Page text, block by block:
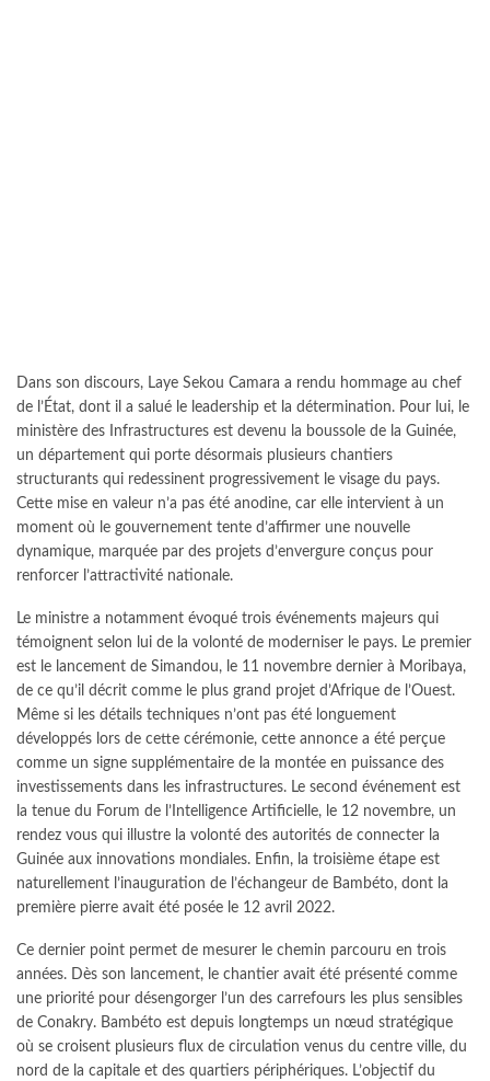
Dans son discours, Laye Sekou Camara a rendu hommage au chef
de l’État, dont il a salué le leadership et la détermination. Pour lui, le
ministère des Infrastructures est devenu la boussole de la Guinée,
un département qui porte désormais plusieurs chantiers
structurants qui redessinent progressivement le visage du pays.
Cette mise en valeur n’a pas été anodine, car elle intervient à un
moment où le gouvernement tente d’affirmer une nouvelle
dynamique, marquée par des projets d’envergure conçus pour
renforcer l’attractivité nationale.
Le ministre a notamment évoqué trois événements majeurs qui
témoignent selon lui de la volonté de moderniser le pays. Le premier
est le lancement de Simandou, le 11 novembre dernier à Moribaya,
de ce qu’il décrit comme le plus grand projet d’Afrique de l’Ouest.
Même si les détails techniques n’ont pas été longuement
développés lors de cette cérémonie, cette annonce a été perçue
comme un signe supplémentaire de la montée en puissance des
investissements dans les infrastructures. Le second événement est
la tenue du Forum de l’Intelligence Artificielle, le 12 novembre, un
rendez vous qui illustre la volonté des autorités de connecter la
Guinée aux innovations mondiales. Enfin, la troisième étape est
naturellement l’inauguration de l’échangeur de Bambéto, dont la
première pierre avait été posée le 12 avril 2022.
Ce dernier point permet de mesurer le chemin parcouru en trois
années. Dès son lancement, le chantier avait été présenté comme
une priorité pour désengorger l’un des carrefours les plus sensibles
de Conakry. Bambéto est depuis longtemps un nœud stratégique
où se croisent plusieurs flux de circulation venus du centre ville, du
nord de la capitale et des quartiers périphériques. L’objectif du